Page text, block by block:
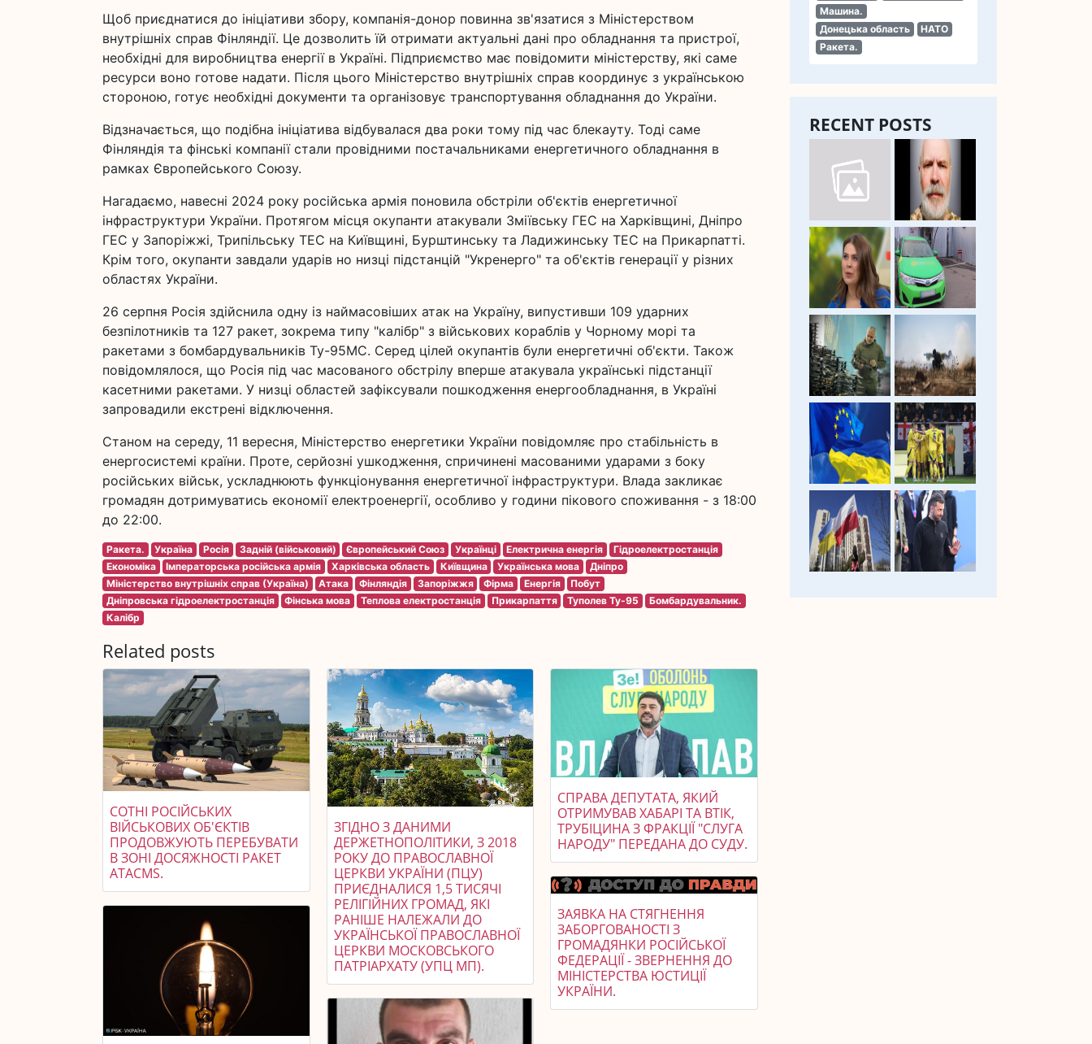
Машина.
Донецька область
НАТО
Ракета.
RECENT POSTS
Щоб приєднатися до ініціативи збору, компанія-донор повинна зв'язатися з Міністерством
внутрішніх справ Фінляндії. Це дозволить їй отримати актуальні дані про обладнання та пристрої,
необхідні для виробництва енергії в Україні. Підприємство має повідомити міністерству, які саме
ресурси воно готове надати. Після цього Міністерство внутрішніх справ координує з українською
стороною, готує необхідні документи та організовує транспортування обладнання до України.
Відзначається, що подібна ініціатива відбувалася два роки тому під час блекауту. Тоді саме
Фінляндія та фінські компанії стали провідними постачальниками енергетичного обладнання в
рамках Європейського Союзу.
Нагадаємо, навесні 2024 року російська армія поновила обстріли об'єктів енергетичної
інфраструктури України. Протягом місця окупанти атакували Зміївську ГЕС на Харківщині, Дніпро
ГЕС у Запоріжжі, Трипільську ТЕС на Київщині, Бурштинську та Ладижинську ТЕС на Прикарпатті.
Крім того, окупанти завдали ударів но низці підстанцій "Укренерго" та об'єктів генерації у різних
областях України.
26 серпня Росія здійснила одну із наймасовіших атак на Україну, випустивши 109 ударних
безпілотників та 127 ракет, зокрема типу "калібр" з військових кораблів у Чорному морі та
ракетами з бомбардувальників Ту-95МС. Серед цілей окупантів були енергетичні об'єкти. Також
повідомлялося, що Росія під час масованого обстрілу вперше атакувала українські підстанції
касетними ракетами. У низці областей зафіксували пошкодження енергообладнання, в Україні
запровадили екстрені відключення.
Станом на середу, 11 вересня, Міністерство енергетики України повідомляє про стабільність в
енергосистемі країни. Проте, серйозні ушкодження, спричинені масованими ударами з боку
російських військ, ускладнюють функціонування енергетичної інфраструктури. Влада закликає
громадян дотримуватись економії електроенергії, особливо у години пікового споживання - з 18:00
до 22:00.
Ракета. Україна Росія Задній (військовий) Європейський Союз Українці Електрична енергія
Гідроелектростанція
Економіка
Імператорська російська армія Харківська область Київщина Українська мова
Дніпро
Міністерство внутрішніх справ (Україна)
Атака Фінляндія Запоріжжя Фірма Енергія
Побут
Дніпровська гідроелектростанція
Фінська мова Теплова електростанція Прикарпаття Туполев Ту-95
Бомбардувальник.
Калібр
Related posts
СОТНІ РОСІЙСЬКИХ
ВІЙСЬКОВИХ ОБ'ЄКТІВ
ПРОДОВЖУЮТЬ ПЕРЕБУВАТИ
В ЗОНІ ДОСЯЖНОСТІ РАКЕТ
ATACMS.
ЗГІДНО З ДАНИМИ
ДЕРЖЕТНОПОЛІТИКИ, З 2018
РОКУ ДО ПРАВОСЛАВНОЇ
ЦЕРКВИ УКРАЇНИ (ПЦУ)
ПРИЄДНАЛИСЯ 1,5 ТИСЯЧІ
РЕЛІГІЙНИХ ГРОМАД, ЯКІ
РАНІШЕ НАЛЕЖАЛИ ДО
УКРАЇНСЬКОЇ ПРАВОСЛАВНОЇ
ЦЕРКВИ МОСКОВСЬКОГО
ПАТРІАРХАТУ (УПЦ МП).
СПРАВА ДЕПУТАТА, ЯКИЙ
ОТРИМУВАВ ХАБАРІ ТА ВТІК,
ТРУБІЦИНА З ФРАКЦІЇ "СЛУГА
НАРОДУ" ПЕРЕДАНА ДО СУДУ.
ЗАЯВКА НА СТЯГНЕННЯ
ЗАБОРГОВАНОСТІ З
ГРОМАДЯНКИ РОСІЙСЬКОЇ
ФЕДЕРАЦІЇ - ЗВЕРНЕННЯ ДО
МІНІСТЕРСТВА ЮСТИЦІЇ
УКРАЇНИ.